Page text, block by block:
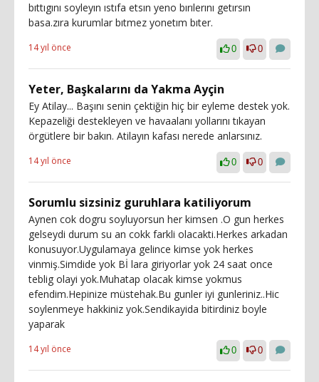
bıttıgını soyleyın ıstıfa etsın yeno bırılerını getırsın
basa.zıra kurumlar bıtmez yonetım bıter.
14 yıl önce 0 0
Yeter, Başkalarını da Yakma Ayçin
Ey Atilay... Başını senin çektiğin hiç bir eyleme destek yok.
Kepazeliği destekleyen ve havaalanı yollarını tıkayan
örgütlere bir bakın. Atilayın kafası nerede anlarsınız.
14 yıl önce 0 0
Sorumlu sizsiniz guruhlara katiliyorum
Aynen cok dogru soyluyorsun her kimsen .O gun herkes
gelseydi durum su an cokk farkli olacakti.Herkes arkadan
konusuyor.Uygulamaya gelince kimse yok herkes
vinmiş.Simdide yok Bİ lara giriyorlar yok 24 saat once
teblig olayi yok.Muhatap olacak kimse yokmus
efendim.Hepinize müstehak.Bu gunler iyi gunleriniz..Hic
soylenmeye hakkiniz yok.Sendikayida bitirdiniz boyle
yaparak
14 yıl önce 0 0